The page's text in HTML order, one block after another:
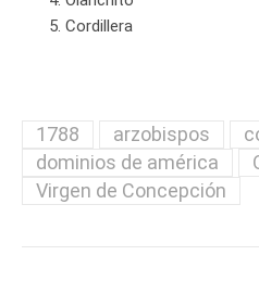
Cordillera
1788 arzobispos
dominios de américa
Virgen de Concepción